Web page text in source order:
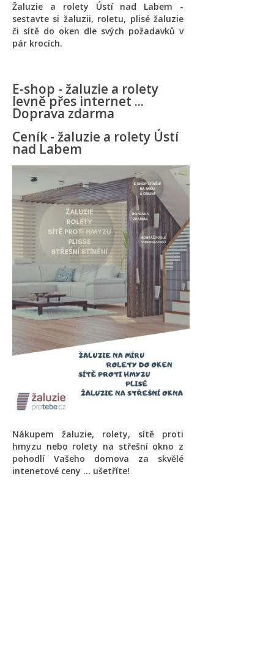
Žaluzie a rolety Ústí nad Labem -
sestavte si žaluzii, roletu, plisé žaluzie
či sítě do oken dle svých požadavků v
pár krocích.
E-shop - žaluzie a rolety
levně přes internet ...
Doprava zdarma
Ceník - žaluzie a rolety Ústí
nad Labem
Nákupem žaluzie, rolety, sítě proti
hmyzu nebo rolety na střešní okno z
pohodlí Vašeho domova za skvělé
intenetové ceny ... ušetříte!